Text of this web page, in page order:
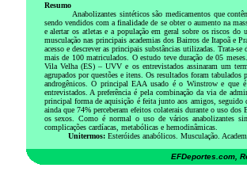
Resumo
Anabolizantes sintéticos são medicamentos que
sendo vendidos com a finalidade de se obter o aumento na
e alertar os atletas e a população em geral sobre os riscos do
musculação nas principais academias dos Bairros de Itapoã e
acesso e descrever as principais substâncias utilizadas. Trata-se
mais de 100 matriculados. O estudo teve duração de 05
Vila Velha (ES) – UVV e os entrevistados assinaram um
agrupados por questões e itens. Os resultados foram
androgênicos. O principal EAA usado é o Winstrow e que
entrevistados. A preferência é pela combinação da via de
principal forma de aquisição é feita junto aos amigos, seguido
ainda que 74% perceberam efeitos colaterais durante o uso
os sexos. Como é normal o uso de vários anabolizantes
complicações cardíacas, metabólicas e hemodinâmicas.
Unitermos: Esteróides anabólicos. Musculação.
EFDeportes.com,